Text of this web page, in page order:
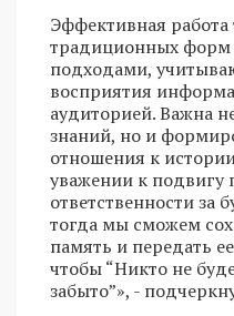
Эффективная работа
традиционных
подходами,
восприятия
аудиторией. Важна
знаний, но и
отношения к
уважении к подвигу
ответственности за
тогда мы сможем
память и передать
чтобы “Никто не
забыто”», -